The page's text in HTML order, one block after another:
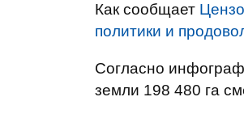
Как сообщает
политики и
Согласно
земли 198 480 га